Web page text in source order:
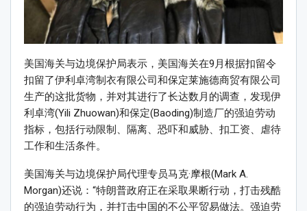
美国海关与边境保护局表示，美国海关在9月根据扣留令
扣留了伊利卓湾制衣有限公司和保定莱施德商贸有限公司
生产的这批货物，并对其进行了长达数月的调查，发现伊
利卓湾(Yili Zhuowan)和保定(Baoding)制造厂的强迫劳动
指标，包括行动限制、隔离、恐吓和威胁、扣工资、虐待
工作和生活条件。
美国海关与边境保护局代理专员马克·摩根(Mark A.
Morgan)还说：“特朗普政府正在采取果断行动，打击残酷
的强迫劳动行为，并打击中国的不公平贸易做法。强迫劳